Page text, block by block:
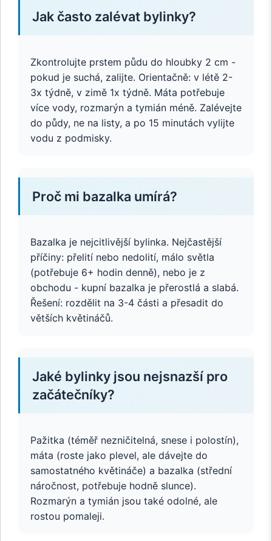
Jak často zalévat bylinky?
Zkontrolujte prstem půdu do hloubky 2 cm -
pokud je suchá, zalijte. Orientačně: v létě 2-
3x týdně, v zimě 1x týdně. Máta potřebuje
více vody, rozmarýn a tymián méně. Zalévejte
do půdy, ne na listy, a po 15 minutách vylijte
vodu z podmisky.
Proč mi bazalka umírá?
Bazalka je nejcitlivější bylinka. Nejčastější
příčiny: přelití nebo nedolití, málo světla
(potřebuje 6+ hodin denně), nebo je z
obchodu - kupní bazalka je přerostlá a slabá.
Řešení: rozdělit na 3-4 části a přesadit do
větších květináčů.
Jaké bylinky jsou nejsnazší pro
začátečníky?
Pažitka (téměř nezničitelná, snese i polostín),
máta (roste jako plevel, ale dávejte do
samostatného květináče) a bazalka (střední
náročnost, potřebuje hodně slunce).
Rozmarýn a tymián jsou také odolné, ale
rostou pomaleji.